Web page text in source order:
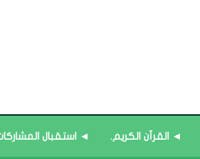
◄ القرآن الكريم. ◄ استقبال